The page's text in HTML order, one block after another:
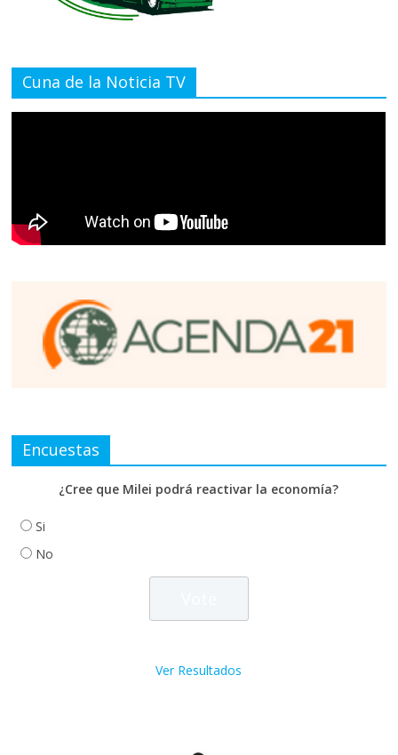
Cuna de la Noticia TV
Encuestas
¿Cree que Milei podrá reactivar la economía?
Si
No
Ver Resultados